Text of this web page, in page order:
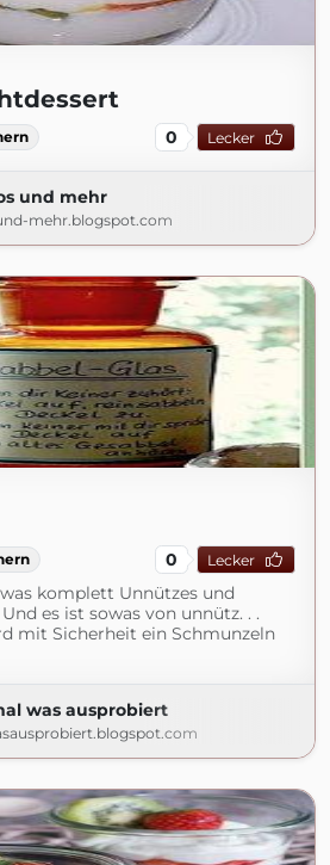
0 Lecker
und mehr
mehr.blogspot.com
0 Lecker
komplett Unnützes und
es ist sowas von unnütz. . .
mit Sicherheit ein Schmunzeln
was ausprobiert